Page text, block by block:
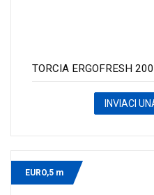
TORCIA ERGOFRESH
INVIACI
EURO,5 m